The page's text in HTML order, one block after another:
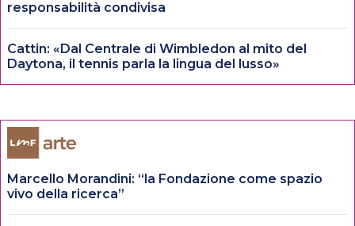
responsabilità condivisa
Cattin: «Dal Centrale di Wimbledon al mito del
Daytona, il tennis parla la lingua del lusso»
Marcello Morandini: “la Fondazione come spazio
vivo della ricerca”